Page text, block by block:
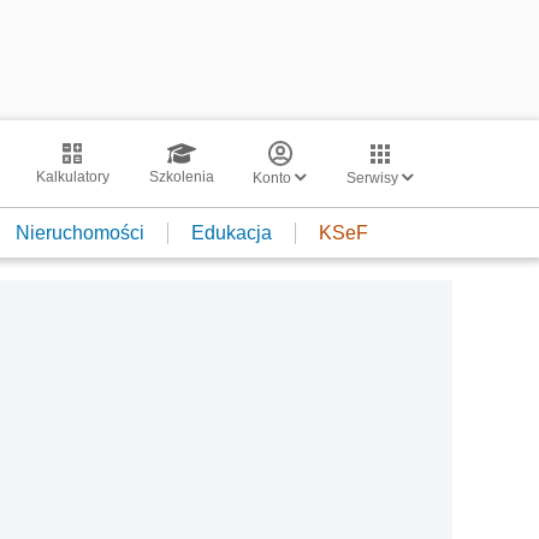
Kalkulatory Szkolenia Konto Serwisy
Nieruchomości Edukacja KSeF